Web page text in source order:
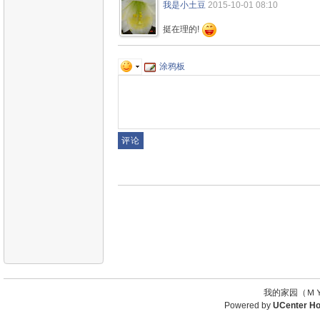
我是小土豆 2015-10-01 08:10
挺在理的!
涂鸦板
我的家园（
Powered by UCenter